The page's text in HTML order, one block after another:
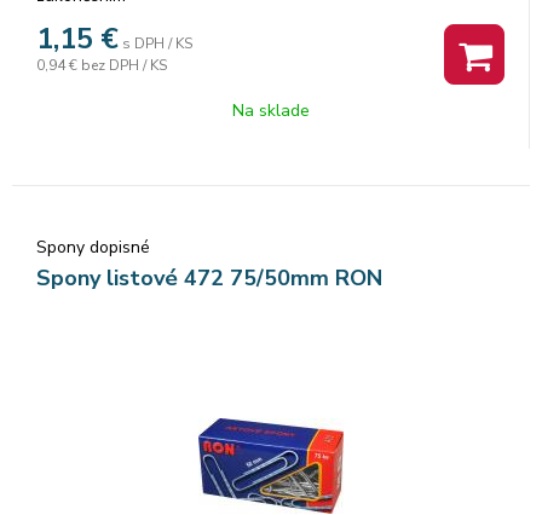
1,15 € s DPH / KS
0,94 € bez DPH / KS
Na sklade
Spony dopisné
Spony listové 472 75/50mm RON